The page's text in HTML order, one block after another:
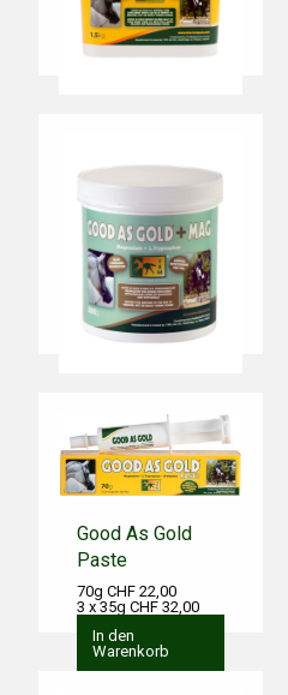
1.5kg CHF 154,00
In den
Warenkorb
Gold+Mag
500g CHF 67,00
1.5kg CHF 154,00
Warenkorb
Good As Gold
Paste
70g CHF 22,00
3 x 35g CHF 32,00
In den
Warenkorb